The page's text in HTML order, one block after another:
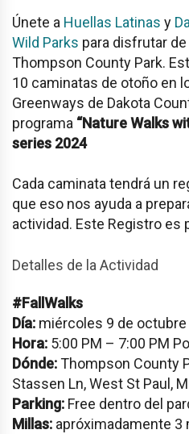
Únete a Huellas Latinas y
Wild Parks para disfrutar
Thompson County Park.
10 caminatas de otoño en
Greenways de Dakota
programa “Nature Walks
series 2024
Cada caminata tendrá un
que eso nos ayuda a
actividad. Este Registro es
Detalles de la Actividad
#FallWalks
Día: miércoles 9 de
Hora: 5:00 PM – 7:00 PM
Dónde:Thompson County
Stassen Ln, West St Paul,
Parking: Free dentro del
Millas: apróximadamente 3